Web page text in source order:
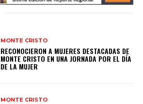
MONTE CRISTO
RECONOCIERON A MUJERES DESTACADAS DE
MONTE CRISTO EN UNA JORNADA POR EL DÍA
DE LA MUJER
MONTE CRISTO